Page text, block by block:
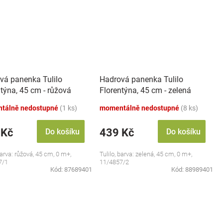
panenka Tulilo
45 cm - růžová
nedostupné (1 ks)
Do košíku
růžová, 45 cm, 0 m+,
1
Kód: 87689401
Hadrová panenka Tulilo
Florentýna, 45 cm - zelená
momentálně nedostupné (8 ks)
439 Kč Do košíku
Tulilo, barva: zelená, 45 cm, 0 m+,
11/4857/2
Kód: 88989401